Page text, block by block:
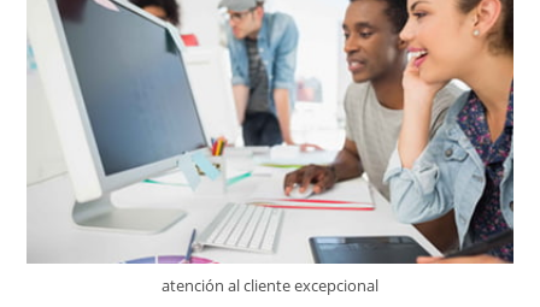
atención al cliente excepcional